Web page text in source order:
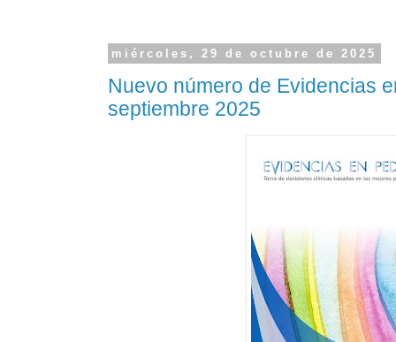
miércoles, 29 de octubre de 2025
Nuevo número de Evidencias
septiembre 2025